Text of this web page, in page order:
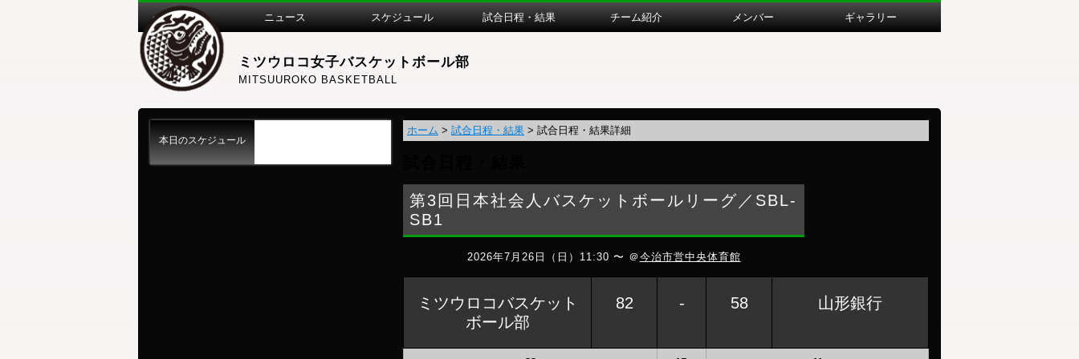
ニュース スケジュール 試合日程・結果 チーム紹介 メンバー ギャラリー
ミツウロコ女子バスケットボール部
MITSUUROKO BASKETBALL
本日のスケジュール
ホーム > 試合日程・結果 > 試合日程・結果詳細
第3回日本社会人バスケットボールリーグ／SBL-
SB1
2026年7月26日（日）11:30 〜 ＠今治市営中央体育館
ミツウロコバスケット
ボール部
82 - 58 山形銀行